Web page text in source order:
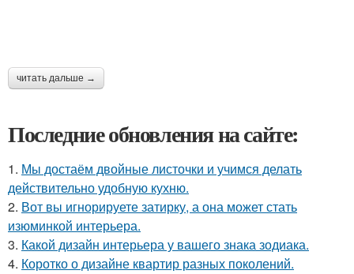
читать дальше →
Последние обновления на сайте:
1. Мы достаём двойные листочки и учимся делать
действительно удобную кухню.
2. Вот вы игнорируете затирку, а она может стать
изюминкой интерьера.
3. Какой дизайн интерьера у вашего знака зодиака.
4. Коротко о дизайне квартир разных поколений.